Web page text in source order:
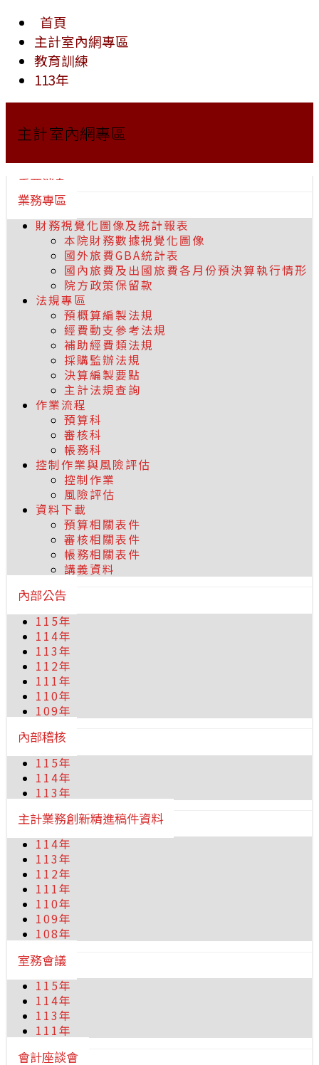
首頁
主計室內網專區
教育訓練
113年
主計室內網專區
重要消息
業務專區
財務視覺化圖像及統計報表
本院財務數據視覺化圖像
國外旅費GBA統計表
國內旅費及出國旅費各月份預決算執行情形
院方政策保留款
法規專區
預概算編製法規
經費動支參考法規
補助經費類法規
採購監辦法規
決算編製要點
主計法規查詢
作業流程
預算科
審核科
帳務科
控制作業與風險評估
控制作業
風險評估
資料下載
預算相關表件
審核相關表件
帳務相關表件
講義資料
內部公告
115年
114年
113年
112年
111年
110年
109年
內部稽核
115年
114年
113年
主計業務創新精進稿件資料
114年
113年
112年
111年
110年
109年
108年
室務會議
115年
114年
113年
111年
會計座談會